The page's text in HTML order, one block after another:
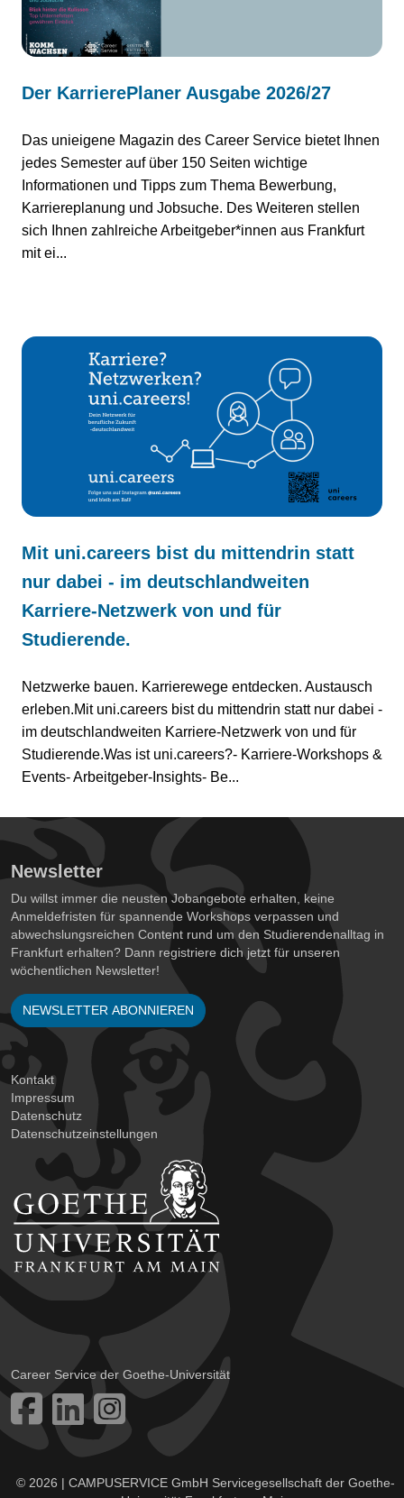
Der KarrierePlaner Ausgabe 2026/27
Das unieigene Magazin des Career Service bietet Ihnen
jedes Semester auf über 150 Seiten wichtige
Informationen und Tipps zum Thema Bewerbung,
Karriereplanung und Jobsuche. Des Weiteren stellen
sich Ihnen zahlreiche Arbeitgeber*innen aus Frankfurt
mit ei...
Mit uni.careers bist du mittendrin statt
nur dabei - im deutschlandweiten
Karriere-Netzwerk von und für
Studierende.
Netzwerke bauen. Karrierewege entdecken. Austausch
erleben.Mit uni.careers bist du mittendrin statt nur dabei -
im deutschlandweiten Karriere-Netzwerk von und für
Studierende.Was ist uni.careers?- Karriere-Workshops &
Events- Arbeitgeber-Insights- Be...
Newsletter
Du willst immer die neusten Jobangebote erhalten, keine
Anmeldefristen für spannende Workshops verpassen und
abwechslungsreichen Content rund um den Studierendenalltag in
Frankfurt erhalten? Dann registriere dich jetzt für unseren
wöchentlichen Newsletter!
NEWSLETTER ABONNIEREN
Kontakt
Impressum
Datenschutz
Datenschutzeinstellungen
Career Service der Goethe-Universität
© 2026 | CAMPUSERVICE GmbH Servicegesellschaft der Goethe-